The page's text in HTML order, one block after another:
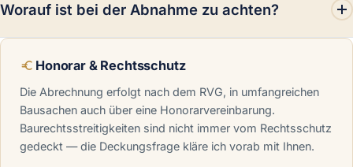
Leistungsverweigerungsrecht in angemessener Höhe.
Worauf ist bei der Abnahme zu achten?
Mit der Abnahme treten wesentliche Rechtsfolgen ein —
etwa der Beginn der Verjährung und die Umkehr der
Beweislast. Mängel sollten dokumentiert und
vorbehalten werden.
Honorar & Rechtsschutz
Die Abrechnung erfolgt nach dem RVG, in umfangreichen
Bausachen auch über eine Honorarvereinbarung.
Baurechtsstreitigkeiten sind nicht immer vom Rechtsschutz
gedeckt — die Deckungsfrage kläre ich vorab mit Ihnen.